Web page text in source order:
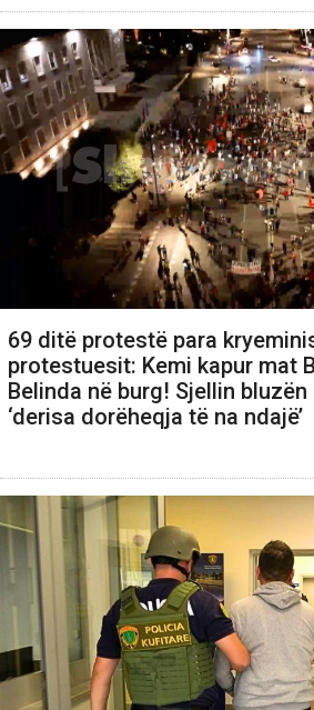
69 ditë protestë para
protestuesit: Kemi kapur mat
Belinda në burg! Sjellin
‘derisa dorëheqja të na ndajë’